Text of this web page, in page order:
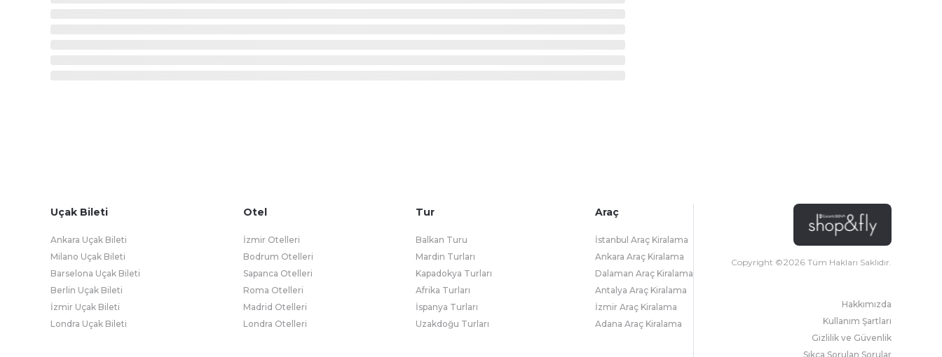
Uçak Bileti
Ankara Uçak Bileti
Milano Uçak Bileti
Barselona Uçak Bileti
Berlin Uçak Bileti
İzmir Uçak Bileti
Londra Uçak Bileti
Otel
İzmir Otelleri
Bodrum Otelleri
Sapanca Otelleri
Roma Otelleri
Madrid Otelleri
Londra Otelleri
Tur
Balkan Turu
Mardin Turları
Kapadokya Turları
Afrika Turları
İspanya Turları
Uzakdoğu Turları
Araç
İstanbul Araç Kiralama
Ankara Araç Kiralama
Dalaman Araç Kiralama
Antalya Araç Kiralama
İzmir Araç Kiralama
Adana Araç Kiralama
Copyright ©2026 Tüm Hakları Saklıdır.
Hakkımızda
Kullanım Şartları
Gizlilik ve Güvenlik
Sıkça Sorulan Sorular